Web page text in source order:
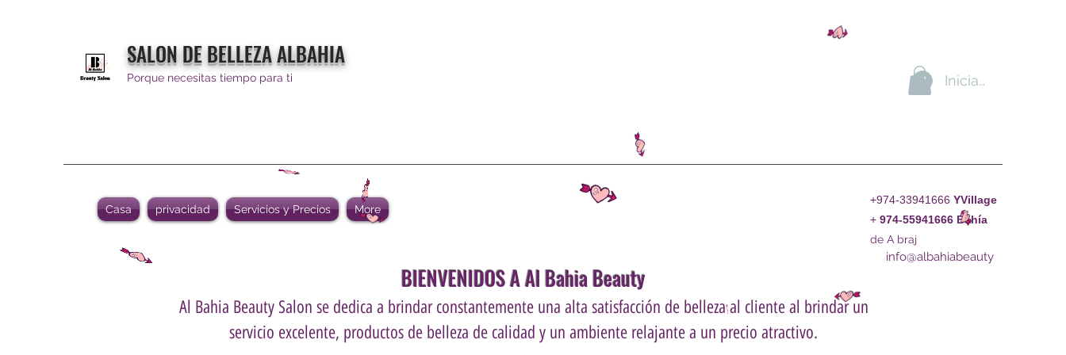
SALON DE BELLEZA ALBAHIA
Porque necesitas tiempo para ti Iniciar sesión
Casa privacidad Servicios y Precios More
+974-33941666 YVillage
+ 974-55941666 Bahía
de A braj
info@albahiabeauty
BIENVENIDOS A Al Bahia Beauty
Al Bahia Beauty Salon se dedica a brindar constantemente una alta satisfacción de belleza al cliente al brindar un
servicio excelente, productos de belleza de calidad y un ambiente relajante a un precio atractivo.